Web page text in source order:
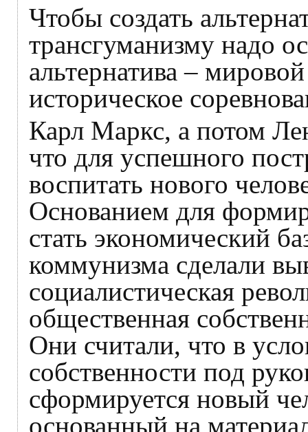
Чтобы создать
трансгуманизму надо
альтернатива –
историческое
Карл Маркс, а потом
что для успешного
воспитать нового
Основанием для
стать экономический
коммунизма сделали
социалистическая
общественная
Они считали, что в
собственности под
сформируется новый
основанный на